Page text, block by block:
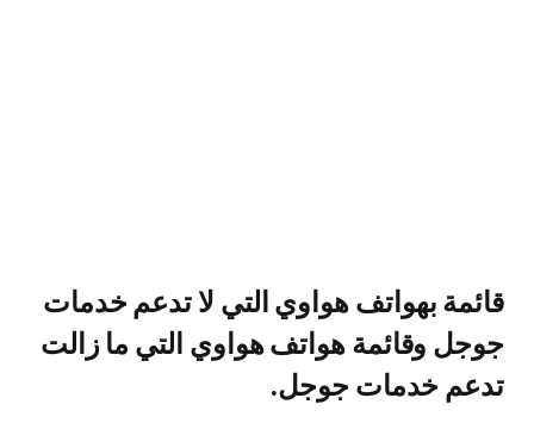
قائمة بهواتف هواوي التي لا تدعم خدمات
جوجل وقائمة هواتف هواوي التي ما زالت
تدعم خدمات جوجل.